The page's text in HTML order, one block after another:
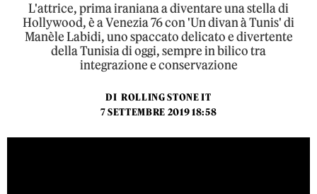
L'attrice, prima iraniana a diventare una stella di
Hollywood, è a Venezia 76 con 'Un divan à Tunis' di
Manèle Labidi, uno spaccato delicato e divertente
della Tunisia di oggi, sempre in bilico tra
integrazione e conservazione
DI ROLLING STONE IT
7 SETTEMBRE 2019 18:58